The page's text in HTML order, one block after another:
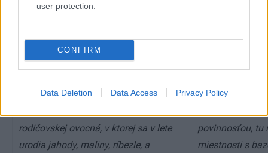
user protection.
CONFIRM
Data Deletion Data Access Privacy Policy
Na poschodie sa dostanete z jedálne
schodisku. V súkromnej zóne
domácich sú okrem kúpeľne ďalšie tri
každej zo spální je terasa – strešná
rodičovskej ovocná, v ktorej sa v lete
urodia jahody, maliny, ríbezle, a
rekuperáciou,
povinnosťou, tu
miestnosti s